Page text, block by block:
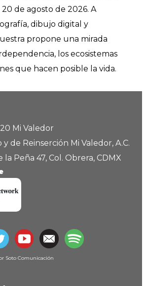
de agosto de 2026. A
dibujo digital y
propone una mirada
los ecosistemas
que hacen posible la vida.
Mi Valedor
de Reinserción Mi Valedor, A.C.
la Peña 47, Col. Obrera, CDMX
Soto Comunicación